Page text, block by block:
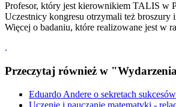
Profesor, który jest kierownikiem TALIS w
Uczestnicy kongresu otrzymali też broszury
Więcej o badaniu, które realizowane jest w
.
Przeczytaj również w
Eduardo Andere o sekretach
Uczenie i nauczanie matematyki -